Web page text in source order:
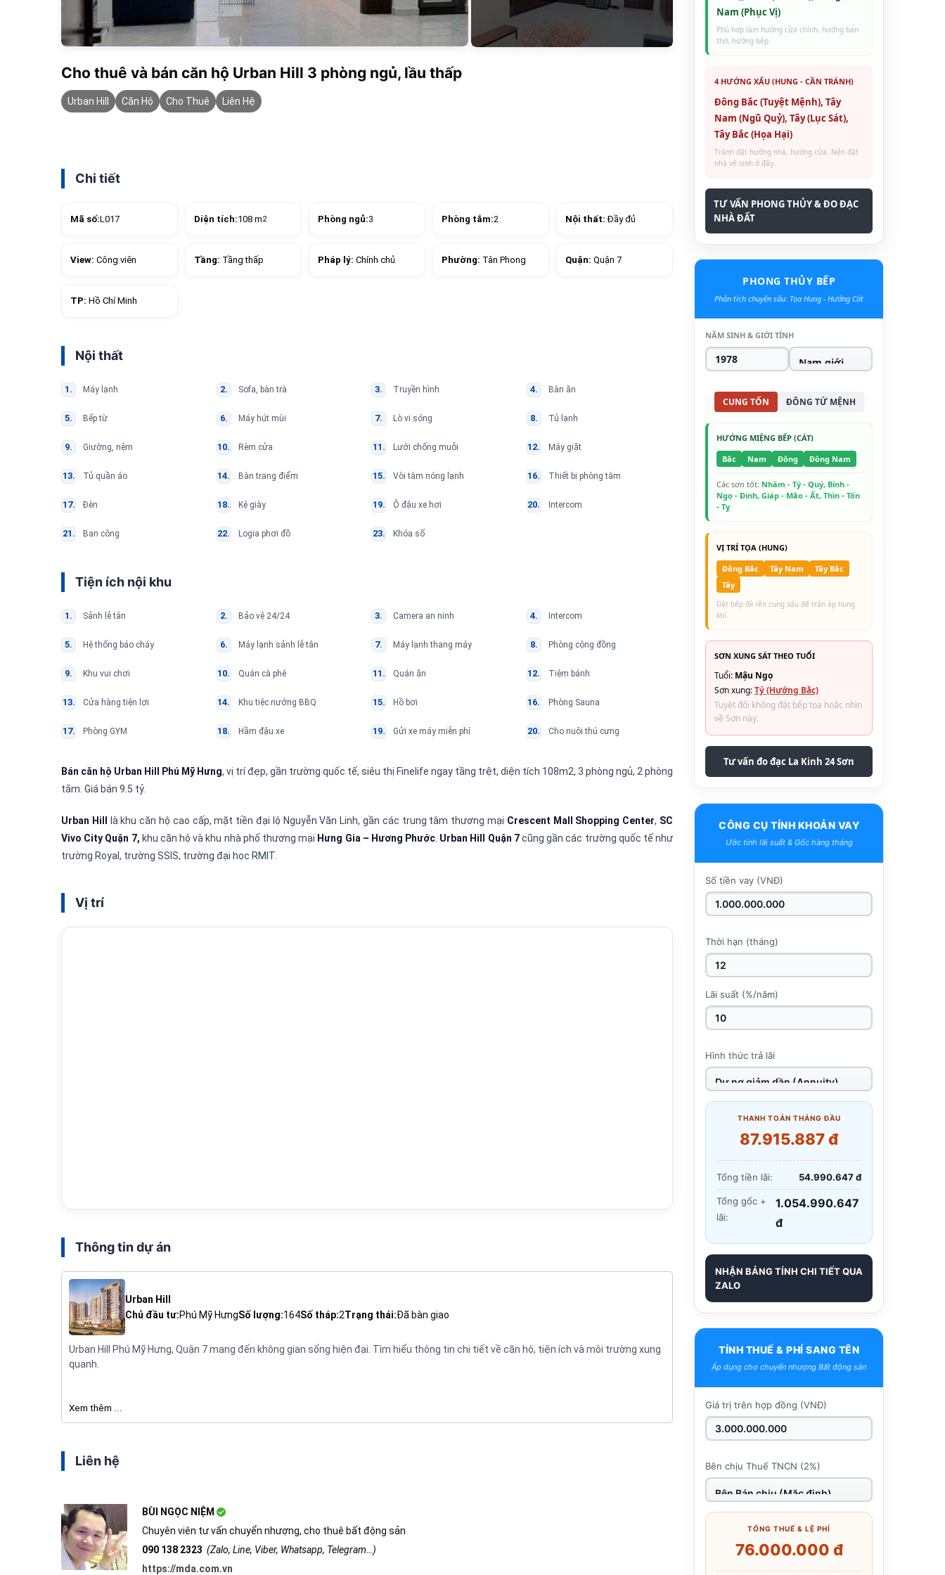
Cho thuê và bán căn hộ Urban Hill 3 phòng ngủ, lầu thấp
Urban Hill Căn Hộ Cho Thuê Liên Hệ
Chi tiết
Mã số:L017 Diện tích:108 m2 Phòng ngủ:3 Phòng tắm:2 Nội thất:Đầy đủ
View: Công viên Tầng: Tầng thấp Pháp lý: Chính chủ Phường: Tân Phong Quận: Quận 7
TP: Hồ Chí Minh
Nội thất
Máy lạnh Sofa, bàn trà Truyền hình Bàn ăn
Bếp từ Máy hút mùi Lò vi sóng Tủ lạnh
Giường, nệm Rèm cửa Lưới chống muỗi Máy giặt
Tủ quần áo Bàn trang điểm Vòi tắm nóng lạnh Thiết bị phòng tắm
Đèn Kệ giày Ô đậu xe hơi Intercom
Ban công Logia phơi đồ Khóa số
Tiện ích nội khu
Sảnh lễ tân Bảo vệ 24/24 Camera an ninh Intercom
Hệ thống báo cháy Máy lạnh sảnh lễ tân Máy lạnh thang máy Phòng cộng đồng
Khu vui chơi Quán cà phê Quán ăn Tiệm bánh
Cửa hàng tiện lợi Khu tiệc nướng BBQ Hồ bơi Phòng Sauna
Phòng GYM Hầm đậu xe Gửi xe máy miễn phí Cho nuôi thú cưng
Bán căn hộ Urban Hill Phú Mỹ Hưng, vị trí đẹp, gần trường quốc tế, siêu thị Finelife ngay tầng trệt, diện tích 108m2, 3 phòng ngủ, 2 phòng
tắm. Giá bán 9.5 tỷ.
Urban Hill là khu căn hộ cao cấp, mặt tiền đại lộ Nguyễn Văn Linh, gần các trung tâm thương mại Crescent Mall Shopping Center, SC
Vivo City Quận 7, khu căn hộ và khu nhà phố thương mại Hưng Gia – Hương Phước Urban Hill Quận 7cũng gần các trường quốc tế như
trường Royal, trường SSIS, trường đại học RMIT.
Vị trí
Thông tin dự án
Urban Hill
Chủ đầu tư:Phú Mỹ HưngSố lượng:164Số tháp:2Trạng thái:Đã bàn giao
Urban Hill Phú Mỹ Hưng, Quận 7 mang đến không gian sống hiện đại. Tìm hiểu thông tin chi tiết về căn hộ, tiện ích và môi trường xung
quanh.
Xem thêm ...
Liên hệ
BÙI NGỌC NIỆM
Chuyên viên tư vấn chuyển nhượng, cho thuê bất động sản
090 138 2323 (Zalo, Line, Viber, Whatsapp, Telegram…)
https://mda.com.vn
Nam (Phục Vị)
Phù hợp làm hướng cửa chính, hướng ban
thờ, hướng bếp.
4 HƯỚNG XẤU (HUNG - CẦN TRÁNH)
Đông Bắc (Tuyệt Mệnh), Tây
Nam (Ngũ Quỷ), Tây (Lục Sát),
Tây Bắc (Họa Hại)
Tránh đặt hướng nhà, hướng cửa. Nên đặt
nhà vệ sinh ở đây.
TƯ VẤN PHONG THỦY & ĐO ĐẠC
NHÀ ĐẤT
PHONG THỦY BẾP
Phân tích chuyên sâu: Tọa Hung - Hướng Cát
NĂM SINH & GIỚI TÍNH
CUNG TỐN ĐÔNG TỨ MỆNH
HƯỚNG MIỆNG BẾP (CÁT)
Bắc
Nam Đông Đông Nam
Các sơn tốt: Nhâm - Tý - Quý, Bính -
Ngọ - Đinh, Giáp - Mão - Ất, Thìn - Tốn
- Tỵ
VỊ TRÍ TỌA (HUNG)
Đông Bắc
Tây Nam
Tây Bắc
Tây
Đặt bếp đè lên cung xấu để trấn áp hung
khí.
SƠN XUNG SÁT THEO TUỔI
Tuổi: Mậu Ngọ
Sơn xung:Tý (Hướng Bắc)
Tuyệt đối không đặt bếp tọa hoặc nhìn
về Sơn này.
Tư vấn đo đạc La Kinh 24 Sơn
CÔNG CỤ TÍNH KHOẢN VAY
Ước tính lãi suất & Gốc hàng tháng
Số tiền vay (VNĐ)
Thời hạn (tháng)
Lãi suất (%/năm)
Hình thức trả lãi
THANH TOÁN THÁNG ĐẦU
87.915.887 đ
Tổng tiền lãi: 54.990.647 đ
Tổng gốc +
lãi:
1.054.990.647
đ
NHẬN BẢNG TÍNH CHI TIẾT QUA
ZALO
TÍNH THUẾ & PHÍ SANG TÊN
Áp dụng cho chuyển nhượng Bất động sản
Giá trị trên hợp đồng (VNĐ)
Bên chịu Thuế TNCN (2%)
TỔNG THUẾ & LỆ PHÍ
76.000.000 đ